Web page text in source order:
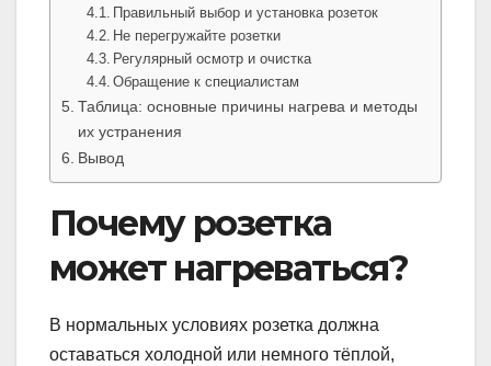
Правильный выбор и установка розеток
Не перегружайте розетки
Регулярный осмотр и очистка
Обращение к специалистам
Таблица: основные причины нагрева и методы
их устранения
Вывод
Почему розетка
может нагреваться?
В нормальных условиях розетка должна
оставаться холодной или немного тёплой,